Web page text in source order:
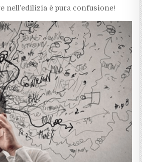
nell’edilizia è pura confusione!